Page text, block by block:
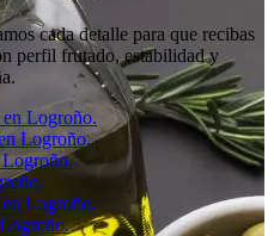
cada detalle para que recibas
perfil frutado, estabilidad y
Logroño.
Logroño.
Logroño.
Logroño.